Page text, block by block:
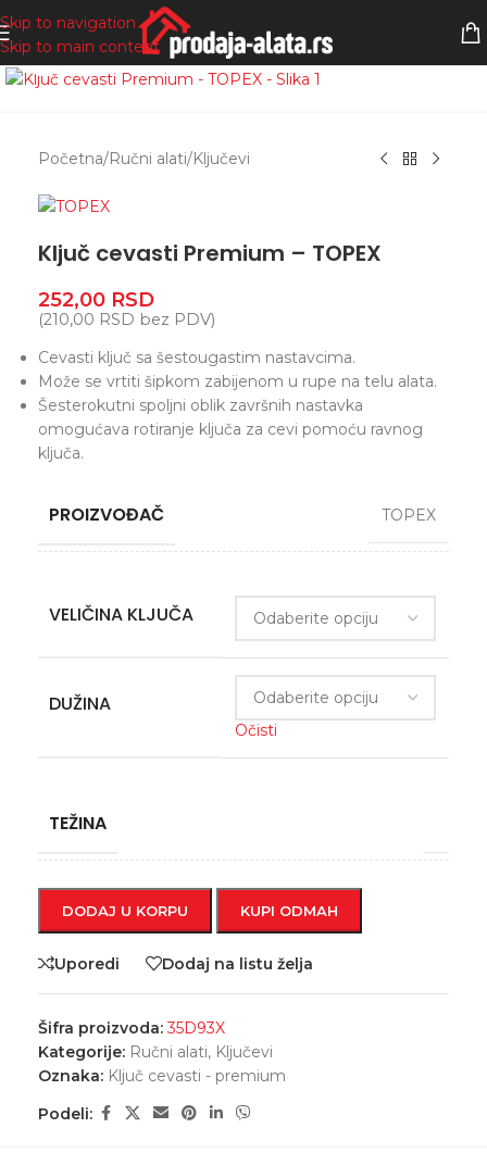
Skip to navigation
Skip to main content
Zumiranje
Početna/Ručni alati/Ključevi
Ključ cevasti Premium – TOPEX
252,00 RSD
(210,00 RSD bez PDV)
Cevasti ključ sa šestougastim nastavcima.
Može se vrtiti šipkom zabijenom u rupe na telu alata.
Šesterokutni spoljni oblik završnih nastavka
omogućava rotiranje ključa za cevi pomoću ravnog
ključa.
PROIZVOĐAČ TOPEX
VELIČINA KLJUČA
DUŽINA
Očisti
TEŽINA
DODAJ U KORPU KUPI ODMAH
Uporedi Dodaj na listu želja
Šifra proizvoda:35D93X
Kategorije: Ručni alati, Ključevi
Oznaka: Ključ cevasti - premium
Podeli: